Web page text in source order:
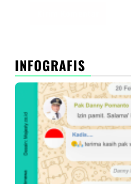
INFOGRAFIS